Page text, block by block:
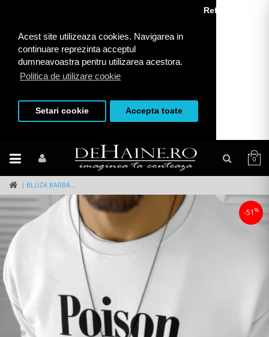
Acest site utilizeaza cookies. Navigarea in
continuare reprezinta acceptul
dumneavoastra pentru utilizarea acestora.
Politica de utilizare cookie
Refuza toate
Setari cookie Accepta toate
0
BLUZA BARBATI ALBA CU IMPRIMEU PE SPATE K131 Z5-4
-51 %